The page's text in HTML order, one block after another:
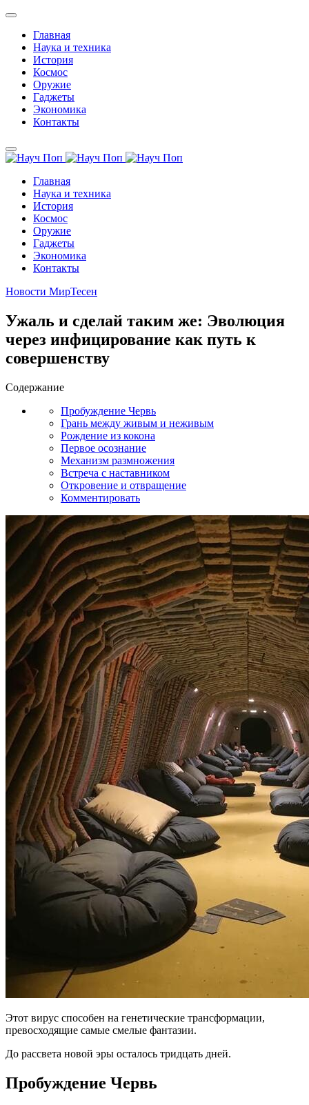
Главная
Наука и техника
История
Космос
Оружие
Гаджеты
Экономика
Контакты
Главная
Наука и техника
История
Космос
Оружие
Гаджеты
Экономика
Контакты
Новости МирТесен
Ужаль и сделай таким же: Эволюция
через инфицирование как путь к
совершенству
Содержание
Пробуждение Червь
Грань между живым и неживым
Рождение из кокона
Первое осознание
Механизм размножения
Встреча с наставником
Откровение и отвращение
Комментировать
Этот вирус способен на генетические трансформации,
превосходящие самые смелые фантазии.
До рассвета новой эры осталось тридцать дней.
Пробуждение Червь